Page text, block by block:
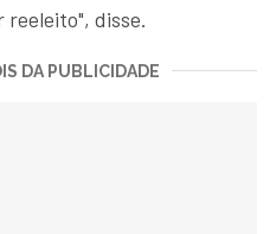
reeleito", disse.
DA PUBLICIDADE